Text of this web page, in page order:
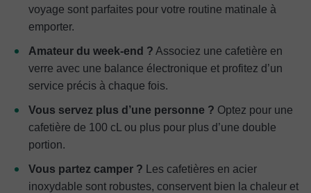
voyage sont parfaites pour votre routine matinale à
emporter.
Amateur du week-end ? Associez une cafetière en
verre avec une balance électronique et profitez d’un
service précis à chaque fois.
Vous servez plus d’une personne ? Optez pour une
cafetière de 100 cL ou plus pour plus d’une double
portion.
Vous partez camper ? Les cafetières en acier
inoxydable sont robustes, conservent bien la chaleur et